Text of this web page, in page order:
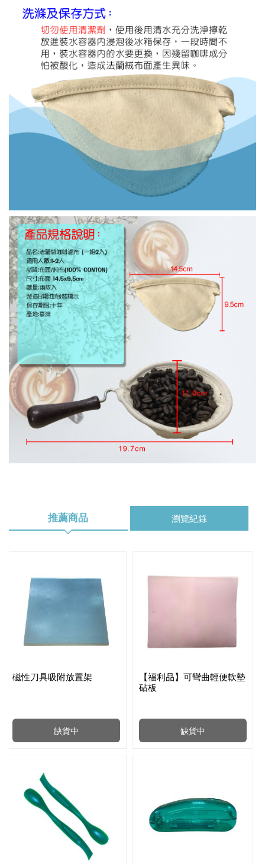
推薦商品 瀏覽紀錄
缺貨中
磁性刀具吸附放置架
缺貨中
【福利品】可彎曲輕便軟墊
砧板